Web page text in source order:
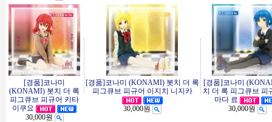
[경품]코나미
(KONAMI) 봇치 더 록
피그큐브 피규어 키타
이쿠요
30,000원
[경품]코나미 (KONAMI) 봇치 더 록
피그큐브 피규어 이지치 니지카
30,000원
[경품]코나미
치 더 록 피그큐브 피
마다 료
30,000원